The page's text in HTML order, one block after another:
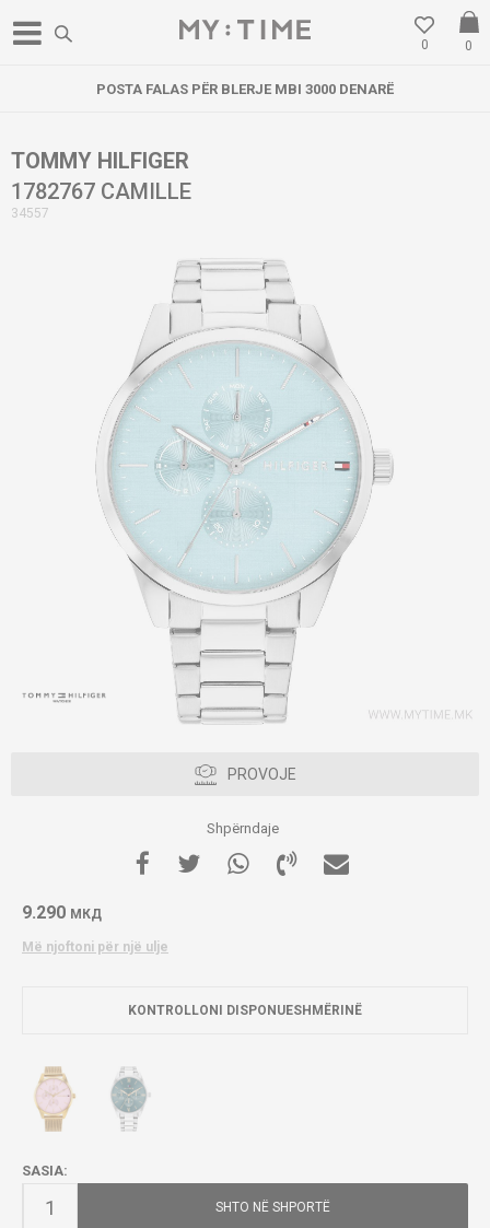
0
0
POSTA FALAS PËR BLERJE MBI 3000 DENARË
TOMMY HILFIGER
1782767 CAMILLE
34557
PROVOJE
Shpërndaje
9.290 МКД
Më njoftoni për një ulje
KONTROLLONI DISPONUESHMËRINË
SASIA:
SHTO NË SHPORTË